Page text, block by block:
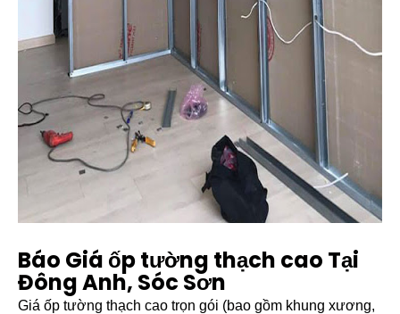
Báo Giá ốp tường thạch cao Tại
Đông Anh, Sóc Sơn
Giá ốp tường thạch cao trọn gói (bao gồm khung xương,